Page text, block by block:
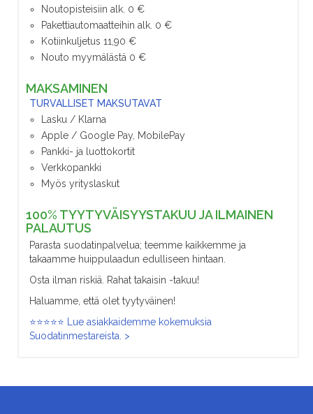
Noutopisteisiin alk. 0 €
Pakettiautomaatteihin alk. 0 €
Kotiinkuljetus 11,90 €
Nouto myymälästä 0 €
MAKSAMINEN
TURVALLISET MAKSUTAVAT
Lasku / Klarna
Apple / Google Pay, MobilePay
Pankki- ja luottokortit
Verkkopankki
Myös yrityslaskut
100% TYYTYVÄISYYSTAKUU JA ILMAINEN
PALAUTUS
Parasta suodatinpalvelua; teemme kaikkemme ja
takaamme huippulaadun edulliseen hintaan.
Osta ilman riskiä. Rahat takaisin -takuu!
Haluamme, että olet tyytyväinen!
⭐⭐⭐⭐⭐ Lue asiakkaidemme kokemuksia
Suodatinmestareista. >